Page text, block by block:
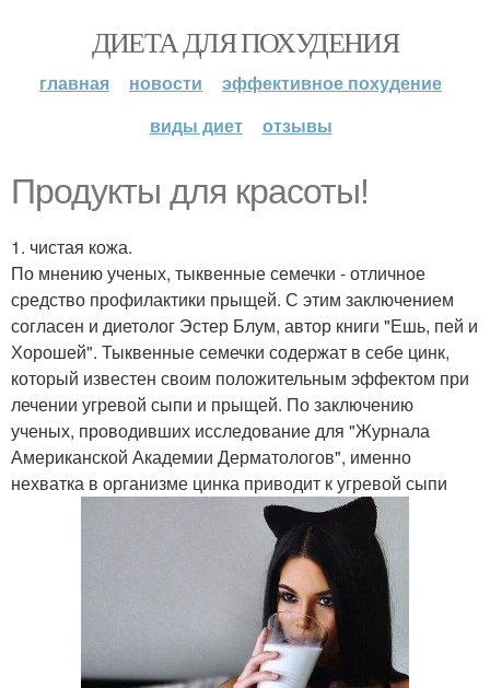
ДИЕТА ДЛЯ ПОХУДЕНИЯ
главная новости
эффективное похудение
виды диет
отзывы
Продукты для красоты!
1. чистая кожа.
По мнению ученых, тыквенные семечки - отличное
средство профилактики прыщей. С этим заключением
согласен и диетолог Эстер Блум, автор книги "Ешь, пей и
Хорошей". Тыквенные семечки содержат в себе цинк,
который известен своим положительным эффектом при
лечении угревой сыпи и прыщей. По заключению
ученых, проводивших исследование для "Журнала
Американской Академии Дерматологов", именно
нехватка в организме цинка приводит к угревой сыпи